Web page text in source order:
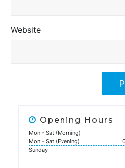
Website
Opening Hours
Mon - Sat (Morning)
Mon - Sat (Evening)
Sunday